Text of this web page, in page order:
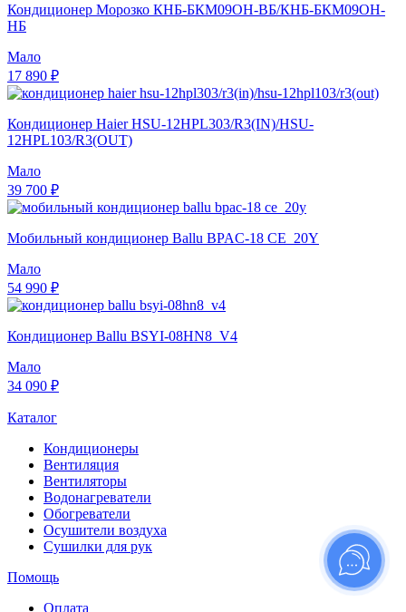
Кондиционер Морозко КНБ-БКМ09ОН-ВБ/КНБ-БКМ09ОН-
НБ
Мало
17 890 ₽
Кондиционер Haier HSU-12HPL303/R3(IN)/HSU-
12HPL103/R3(OUT)
Мало
39 700 ₽
Мобильный кондиционер Ballu BPAC-18 CE_20Y
Мало
54 990 ₽
Кондиционер Ballu BSYI-08HN8_V4
Мало
34 090 ₽
Каталог
Кондиционеры
Вентиляция
Вентиляторы
Водонагреватели
Обогреватели
Осушители воздуха
Сушилки для рук
Помощь
Оплата